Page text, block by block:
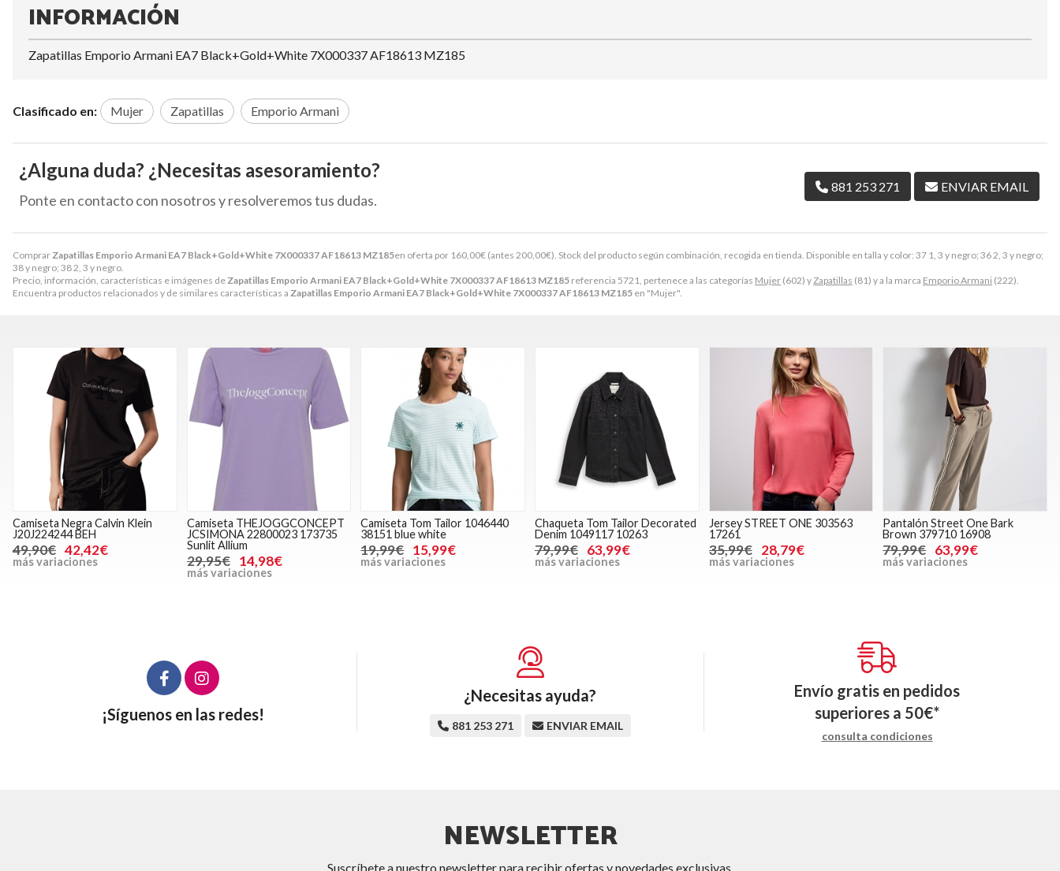
ComprarZapatillas Emporio Armani EA7 Black+Gold+White 7X000337 AF18613 MZ185en oferta por 160,00€ (antes 200,00€). Stock del producto según combinación, recogida en tienda. Disponible en talla y color: 37 1, 3 y negro; 36 2, 3 y negro;
38 y negro; 38 2, 3 y negro.
Precio, información, características e imágenes deZapatillas Emporio Armani EA7 Black+Gold+White 7X000337 AF18613 MZ185 referencia 5721, pertenece a las categorías Mujer (602) yZapatillas (81) y a la marca Emporio Armani (222).
Encuentra productos relacionados y de similares características a Zapatillas Emporio Armani EA7 Black+Gold+White 7X000337 AF18613 MZ185 en "Mujer".
INFORMACIÓN
Zapatillas Emporio Armani EA7 Black+Gold+White 7X000337 AF18613 MZ185
Clasificado en: Mujer Zapatillas Emporio Armani
¿Alguna duda? ¿Necesitas asesoramiento?
Ponte en contacto con nosotros y resolveremos tus dudas.
881 253 271 ENVIAR EMAIL
Camiseta Negra Calvin Klein
J20J224244 BEH
49,90€ 42,42€
más variaciones
Camiseta THEJOGGCONCEPT
JCSIMONA 22800023 173735
Sunlit Allium
29,95€ 14,98€
más variaciones
Camiseta Tom Tailor 1046440
38151 blue white
19,99€ 15,99€
más variaciones
Chaqueta Tom Tailor Decorated
Denim 1049117 10263
79,99€ 63,99€
más variaciones
Jersey STREET ONE 303563
17261
35,99€ 28,79€
más variaciones
Pantalón Street One Bark
Brown 379710 16908
79,99€ 63,99€
más variaciones
¡Síguenos en las redes!
¿Necesitas ayuda?
881 253 271 ENVIAR EMAIL
Envío gratis en pedidos
superiores a 50€*
consulta condiciones
NEWSLETTER
Suscríbete a nuestro newsletter para recibir ofertas y novedades exclusivas.